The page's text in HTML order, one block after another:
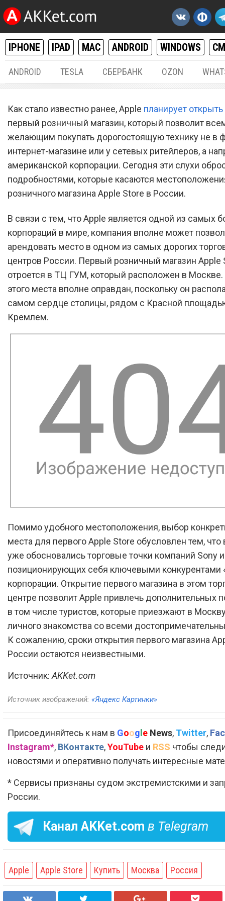
IPHONE IPAD MAC ANDROID WINDOWS
ANDROID TESLA СБЕРБАНК OZON
Стало известно
местоположение первого
магазина Apple Store в
Как стало известно ранее, Apple планирует открыть
первый розничный магазин, который позволит
желающим покупать дорогостоящую технику не в
интернет-магазине или у сетевых ритейлеров, а
американской корпорации. Сегодня эти слухи
подробностями, которые касаются
розничного магазина Apple Store в России.
В связи с тем, что Apple является одной из самых
корпораций в мире, компания вполне может
арендовать место в одном из самых дорогих
центров России. Первый розничный магазин Apple
отроется в ТЦ ГУМ, который расположен в
этого места вполне оправдан, поскольку он
самом сердце столицы, рядом с Красной
Кремлем.
Помимо удобного местоположения, выбор
места для первого Apple Store обусловлен тем,
уже обосновались торговые точки компаний Sony
позиционирующих себя ключевыми конкурентами
корпорации. Открытие первого магазина в этом
центре позволит Apple привлечь дополнительных
в том числе туристов, которые приезжают в
личного знакомства со всеми
К сожалению, сроки открытия первого магазина
России остаются неизвестными.
Источник:AKKet.com
Источник изображений: «Яндекс Картинки»
Присоединяйтесь к нам в Goog e News, Twitter,
Instagram*, ВКонтакте,YouTube и RSS чтобы
новостями и оперативно получать интересные
* Сервисы признаны судом экстремистскими и
России.
Канал AKKet.com в Telegram
Apple Apple Store Купить Москва Россия